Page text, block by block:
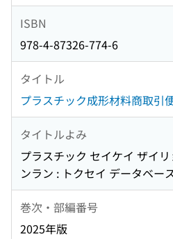
ISBN
978-4-87326-774-6
タイトル
プラスチック成形材料商取引
タイトルよみ
プラスチック セイケイ ザイ
ンラン : トクセイ データベー
巻次・部編番号
2025年版